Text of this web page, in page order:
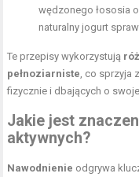
wędzonego łososia
naturalny jogurt
Te przepisy wykorzystują
pełnoziarniste, co sprzyja
fizycznie i dbających o
Jakie jest
aktywnych?
Nawodnienie odgrywa